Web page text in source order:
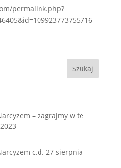
permalink.php?
– zagrajmy w te
c.d. 27 sierpnia